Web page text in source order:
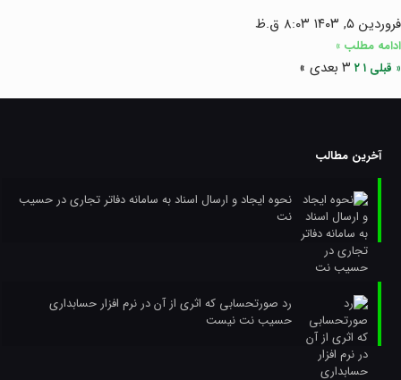
فروردین ۵, ۱۴۰۳
۸:۰۳ ق.ظ
ادامه مطلب »
« قبلی ۱۲ ۳ بعدی »
آخرین مطالب
نحوه ایجاد و ارسال اسناد به سامانه دفاتر تجاری در حسیب
نت
رد صورتحسابی که اثری از آن در نرم افزار حسابداری
حسیب نت نیست